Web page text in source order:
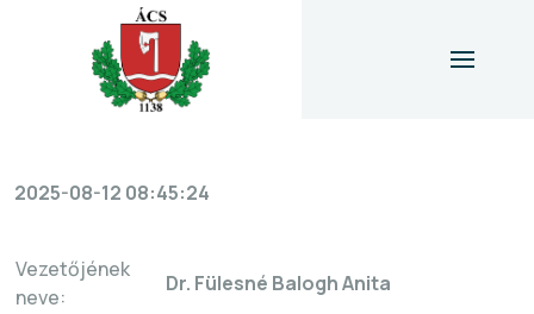
icon
2025-08-12 08:45:24
Vezetőjének
neve:
Dr. Fülesné Balogh Anita